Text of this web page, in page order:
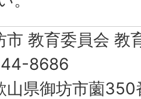
市 教育委員会 教
8686
山県御坊市薗350